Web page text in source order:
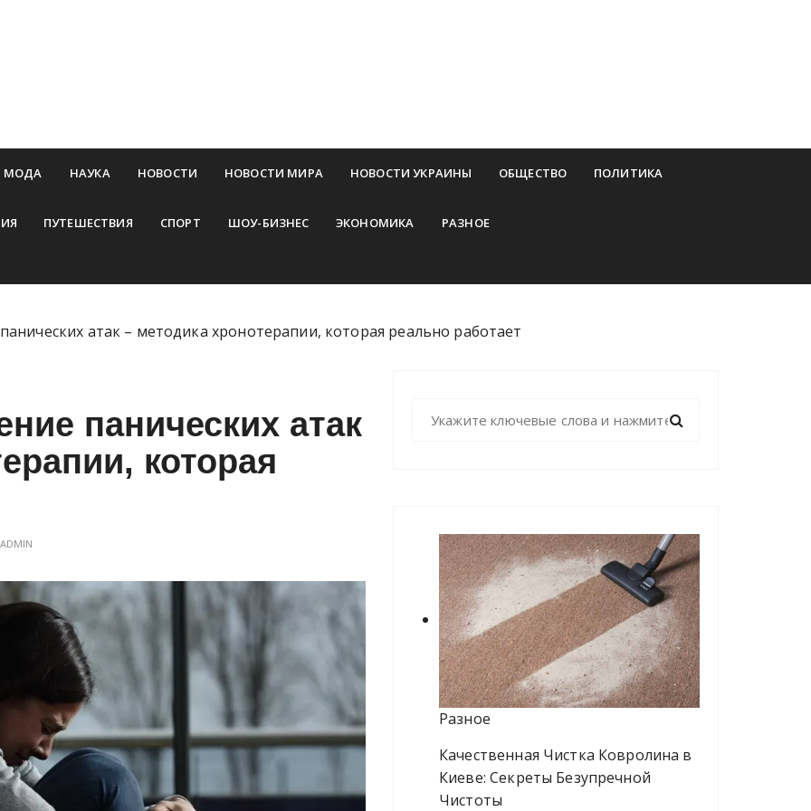
МОДА НАУКА НОВОСТИ НОВОСТИ МИРА НОВОСТИ УКРАИНЫ ОБЩЕСТВО ПОЛИТИКА
ПУТЕШЕСТВИЯ СПОРТ ШОУ-БИЗНЕС ЭКОНОМИКА РАЗНОЕ
атак – методика хронотерапии, которая реально работает
панических атак
которая
ADMIN
Разное
Качественная Чистка Ковролина в
Киеве: Секреты Безупречной
Чистоты